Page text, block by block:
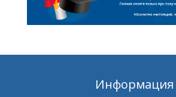
Информация